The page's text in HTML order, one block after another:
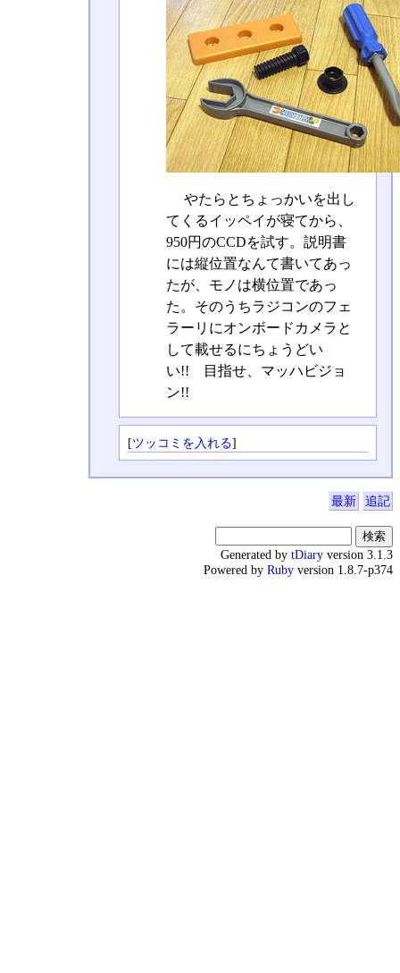
やたらとちょっかいを出し
てくるイッペイが寝てから、
950円のCCDを試す。説明書
には縦位置なんて書いてあっ
たが、モノは横位置であっ
た。そのうちラジコンのフェ
ラーリにオンボードカメラと
して載せるにちょうどい
い!! 目指せ、マッハビジョ
ン!!
[ツッコミを入れる]
最新 追記
Generated by tDiary version 3.1.3
Powered by Ruby version 1.8.7-p374